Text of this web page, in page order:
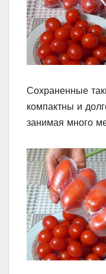
Сохраненные
компактны и
занимая много